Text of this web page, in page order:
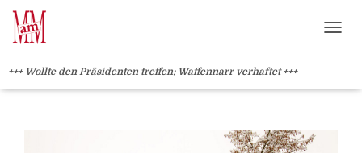
Weiterlesen" />
+++ Wollte den Präsidenten treffen: Waffennarr verhaftet +++